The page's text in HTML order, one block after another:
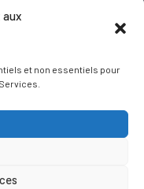
aux
et non essentiels pour
droits réservés.